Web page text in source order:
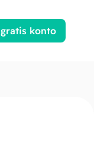
gratis konto